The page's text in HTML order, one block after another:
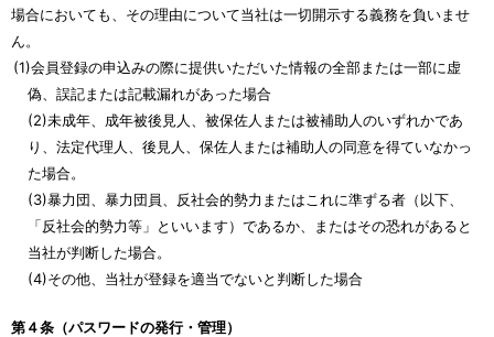
場合においても、その理由について当社は一切開示する義務を負いませ
ん。
(1)会員登録の申込みの際に提供いただいた情報の全部または一部に虚
偽、誤記または記載漏れがあった場合
(2)未成年、成年被後見人、被保佐人または被補助人のいずれかであ
り、法定代理人、後見人、保佐人または補助人の同意を得ていなかっ
た場合。
(3)暴力団、暴力団員、反社会的勢力またはこれに準ずる者（以下、
「反社会的勢力等」といいます）であるか、またはその恐れがあると
当社が判断した場合。
(4)その他、当社が登録を適当でないと判断した場合
第４条（パスワードの発行・管理）